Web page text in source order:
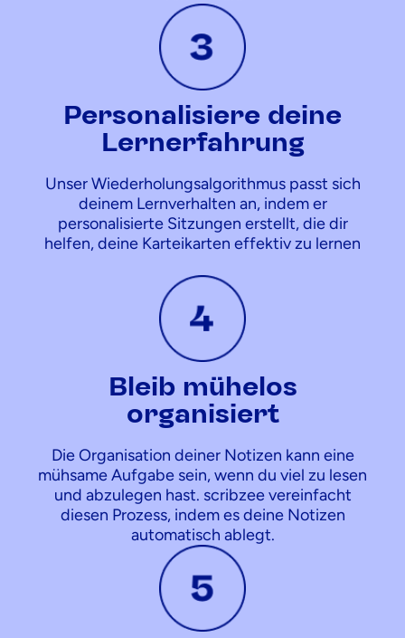
Personalisiere deine
Lernerfahrung
Unser Wiederholungsalgorithmus passt sich
deinem Lernverhalten an, indem er
personalisierte Sitzungen erstellt, die dir
helfen, deine Karteikarten effektiv zu lernen
Bleib mühelos
organisiert
Die Organisation deiner Notizen kann eine
mühsame Aufgabe sein, wenn du viel zu lesen
und abzulegen hast. scribzee vereinfacht
diesen Prozess, indem es deine Notizen
automatisch ablegt.